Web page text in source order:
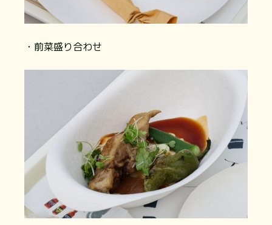
・前菜盛り合わせ